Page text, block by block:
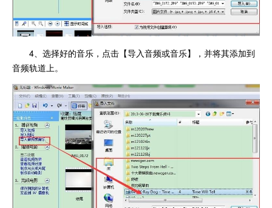
4、选择好的音乐，点击【导入音频或音乐】，并将其添加到
音频轨道上。